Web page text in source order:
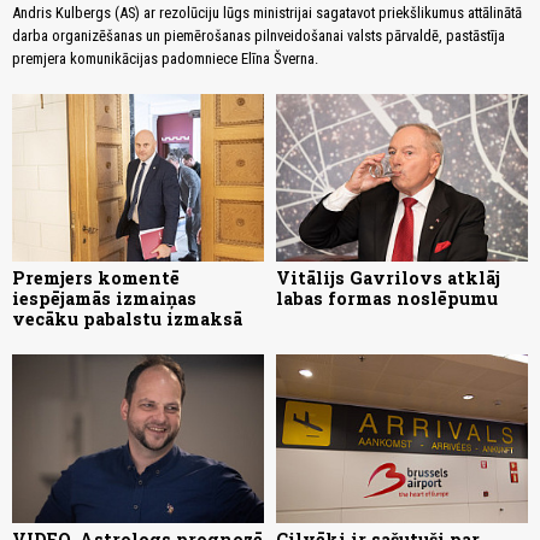
Andris Kulbergs (AS) ar rezolūciju lūgs ministrijai sagatavot priekšlikumus attālinātā
darba organizēšanas un piemērošanas pilnveidošanai valsts pārvaldē, pastāstīja
premjera komunikācijas padomniece Elīna Šverna.
Premjers komentē
iespējamās izmaiņas
vecāku pabalstu izmaksā
Vitālijs Gavrilovs atklāj
labas formas noslēpumu